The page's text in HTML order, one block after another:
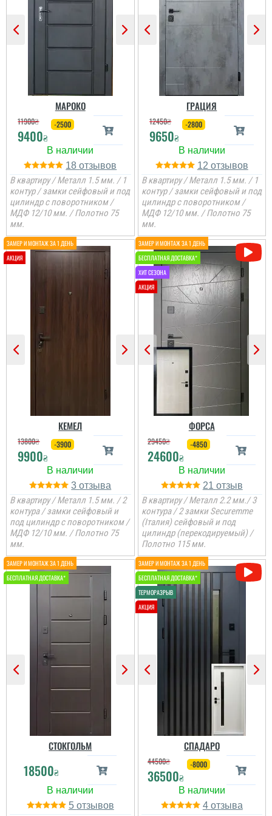
чекати не потрібно було
непогані.
Ірина
Двері дуже
сподобались, дякую за
все від заміру до
установки.
Двері недорогі та мають
два контури ущільнення,
Олег
Сподобався конструктив
та наповненням. Тут ж
стеродур+мінвата і
фольгоізол ну і
терморозрив. Хлопці
установщик професійні
...
В магазині дуже великий
вибір і дуже
модель. Встановили
читати всі відгуки
Іван
Класний дизайн,надійне
дерев'яне покриття,
хороші замки і метал,
гарно утеплені, дякую за
допомогу у виборі
дверей, все дуже
МАРОКО
11900₴
9400₴
-2500
18
В квартиру / Металл 1.5 мм. / 1
контур / замки сейфовый и под
цилиндр с поворотником /
МДФ 12/10 мм. / Полотно 75
мм.
ГРАЦИЯ
12450₴
9650₴
-2800
12
В квартиру / Металл 1.5 мм. / 1
контур / замки сейфовый и под
цилиндр с поворотником /
МДФ 12/10 мм. / Полотно 75
мм.
КЕМЕЛ
13800₴
9900₴
-3900
3
В квартиру / Металл 1.5 мм. / 2
контура / замки сейфовый и
под цилиндр с поворотником /
МДФ 12/10 мм. / Полотно 75
мм.
ФОРСА
29450₴
24600₴
-4850
21
В квартиру / Металл 2.2 мм./ 3
контура / 2 замки Securemme
(Італия) сейфовый и под
цилиндр (перекодируемый) /
Полотно 115 мм.
СТОКГОЛЬМ
18500₴
5
СПАДАРО
44500₴
36500₴
-8000
4